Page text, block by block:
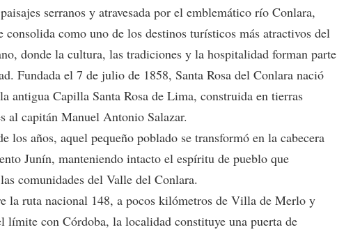
serranos y atravesada por el emblemático río Conlara,
consolida como uno de los destinos turísticos más atractivos del
donde la cultura, las tradiciones y la hospitalidad forman parte
Fundada el 7 de julio de 1858, Santa Rosa del Conlara nació
antigua Capilla Santa Rosa de Lima, construida en tierras
al capitán Manuel Antonio Salazar.
los años, aquel pequeño poblado se transformó en la cabecera
Junín, manteniendo intacto el espíritu de pueblo que
comunidades del Valle del Conlara.
la ruta nacional 148, a pocos kilómetros de Villa de Merlo y
límite con Córdoba, la localidad constituye una puerta de